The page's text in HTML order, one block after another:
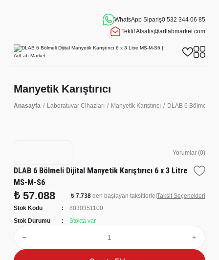
WhatsApp Sipariş0 532 344 06 85
Teklif Alsatis@artlabmarket.com
Manyetik Karıştırıcı
Anasayfa Laboratuvar Cihazları Manyetik Karıştırıcı DLAB 6 Bölmeli
Yorumlar (0)
DLAB 6 Bölmeli Dijital Manyetik Karıştırıcı 6 x 3 Litre
MS-M-S6
₺ 57.088 ₺ 7.738 den başlayan taksitlerle!Taksit Seçenekleri
Stok Kodu
8030351100
Stok Durumu
Stokta var